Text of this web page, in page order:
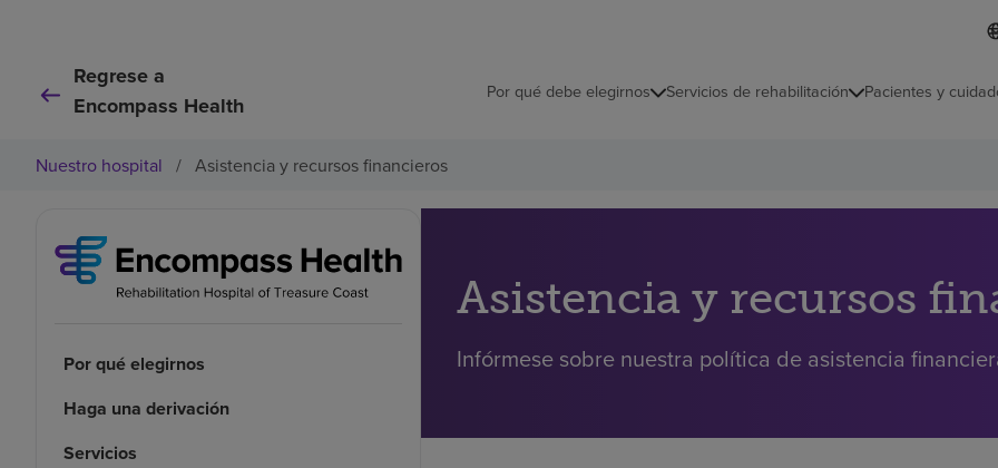
d
o
m
e
o
n
d
Regrese a
Encompass Health
Por qué debe elegirnos Servicios de rehabilitación Pacientes y
Nuestro hospital / Asistencia y recursos financieros
Por qué elegirnos
Haga una derivación
Servicios
Asistencia y recursos
Infórmese sobre nuestra política de asistencia